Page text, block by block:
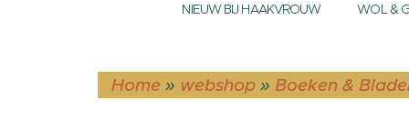
NIEUW BIJ HAAKVROUW WOL &
Home » webshop » Boeken &